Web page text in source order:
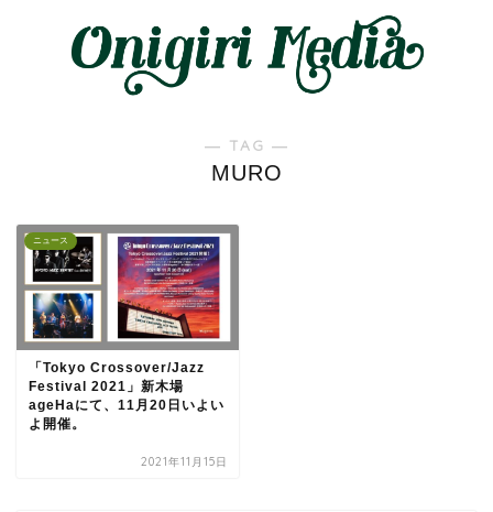
― TAG ―
MURO
ニュース
「Tokyo Crossover/Jazz
Festival 2021」新木場
ageHaにて、11月20日いよい
よ開催。
2021年11月15日